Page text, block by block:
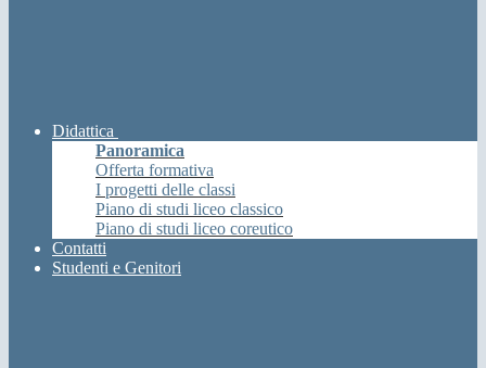
Didattica
Panoramica
Offerta formativa
I progetti delle classi
Piano di studi liceo classico
Piano di studi liceo coreutico
Contatti
Studenti e Genitori